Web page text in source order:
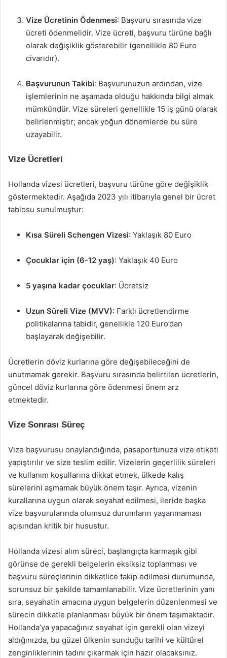
Vize Ücretinin Ödenmesi: Başvuru sırasında vize
ücreti ödenmelidir. Vize ücreti, başvuru türüne bağlı
olarak değişiklik gösterebilir (genellikle 80 Euro
civarıdır).
Başvurunun Takibi: Başvurunuzun ardından, vize
işlemlerinin ne aşamada olduğu hakkında bilgi almak
mümkündür. Vize süreleri genellikle 15 iş günü olarak
belirlenmiştir; ancak yoğun dönemlerde bu süre
uzayabilir.
Vize Ücretleri
Hollanda vizesi ücretleri, başvuru türüne göre değişiklik
göstermektedir. Aşağıda 2023 yılı itibarıyla genel bir ücret
tablosu sunulmuştur:
Kısa Süreli Schengen Vizesi: Yaklaşık 80 Euro
Çocuklar için (6-12 yaş): Yaklaşık 40 Euro
5 yaşına kadar çocuklar: Ücretsiz
Uzun Süreli Vize (MVV): Farklı ücretlendirme
politikalarına tabidir, genellikle 120 Euro’dan
başlayarak değişebilir.
Ücretlerin döviz kurlarına göre değişebileceğini de
unutmamak gerekir. Başvuru sırasında belirtilen ücretlerin,
güncel döviz kurlarına göre ödenmesi önem arz
etmektedir.
Vize Sonrası Süreç
Vize başvurusu onaylandığında, pasaportunuza vize etiketi
yapıştırılır ve size teslim edilir. Vizelerin geçerlilik süreleri
ve kullanım koşullarına dikkat etmek, ülkede kalış
sürelerini aşmamak büyük önem taşır. Ayrıca, vizenin
kurallarına uygun olarak seyahat edilmesi, ileride başka
vize başvurularında olumsuz durumların yaşanmaması
açısından kritik bir husustur.
Hollanda vizesi alım süreci, başlangıçta karmaşık gibi
görünse de gerekli belgelerin eksiksiz toplanması ve
başvuru süreçlerinin dikkatlice takip edilmesi durumunda,
sorunsuz bir şekilde tamamlanabilir. Vize ücretlerinin yanı
sıra, seyahatin amacına uygun belgelerin düzenlenmesi ve
sürecin dikkatle planlanması büyük bir önem taşımaktadır.
Hollanda’ya yapacağınız seyahat için gerekli olan vizeyi
aldığınızda, bu güzel ülkenin sunduğu tarihi ve kültürel
zenginliklerinin tadını çıkarmak için hazır olacaksınız.